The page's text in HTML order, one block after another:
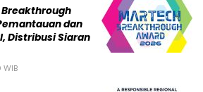
Breakthrough
dan
Distribusi Siaran